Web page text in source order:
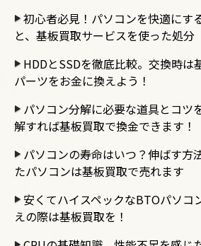
初心者必見！パソコンを快適にす
と、基板買取サービスを使った処分
HDDとSSDを徹底比較。交換時は
パーツをお金に換えよう！
パソコン分解に必要な道具とコツ
解すれば基板買取で換金できます！
パソコンの寿命はいつ？伸ばす方
たパソコンは基板買取で売れます
安くてハイスペックなBTOパソコ
えの際は基板買取を！